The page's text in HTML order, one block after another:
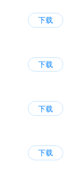
下载
下载
下载
下载